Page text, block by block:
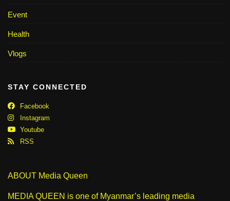
Event
Health
Vlogs
STAY CONNECTED
Facebook
Instagram
Youtube
RSS
ABOUT Media Queen
MEDIA QUEEN is one of Myanmar’s leading media